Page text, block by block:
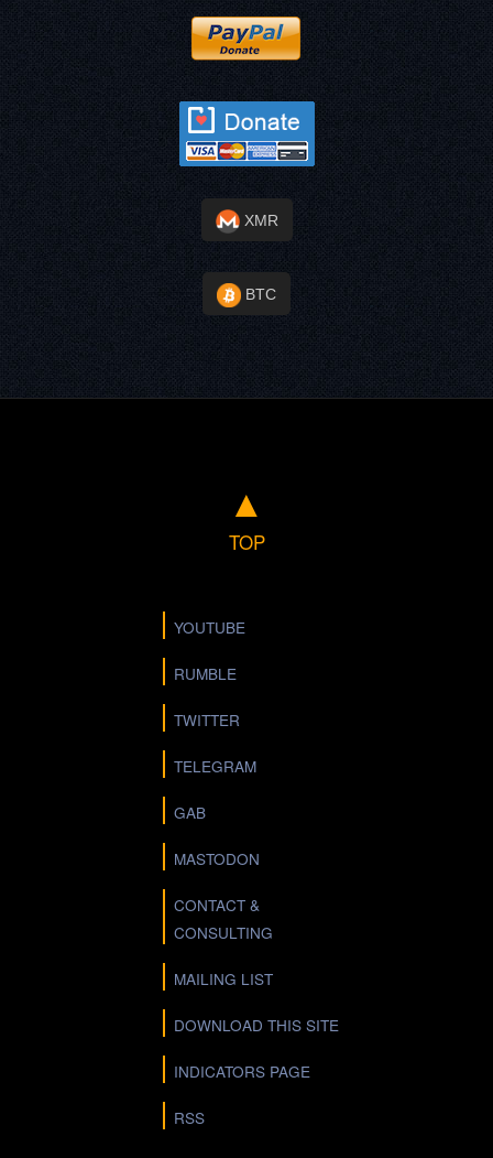
XMR
BTC
▲
TOP
YOUTUBE
RUMBLE
TWITTER
TELEGRAM
GAB
MASTODON
CONTACT &
CONSULTING
MAILING LIST
DOWNLOAD THIS SITE
INDICATORS PAGE
RSS